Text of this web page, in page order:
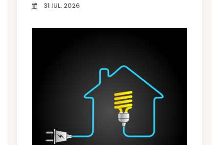
31 IUL. 2026